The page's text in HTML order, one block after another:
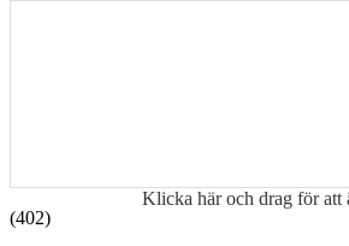
Klicka här och drag för att
(402)